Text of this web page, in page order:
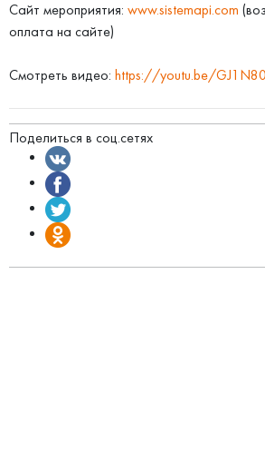
Сайт мероприятия: www.sistemapi.com
оплата на сайте)
Смотреть видео: https://youtu.be/
Поделиться в соц.сетях